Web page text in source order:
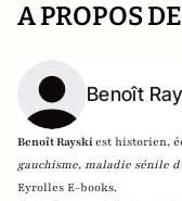
A PROPOS
Benoît
Benoît Rayskiest historien,
gauchisme, maladie sénile
Eyrolles E-books.